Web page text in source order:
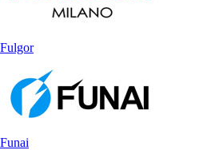
Fulgor
Funai